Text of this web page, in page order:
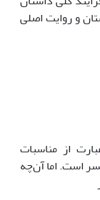
و روایت اصلی
از مناسبات
است. اما آن‌چه